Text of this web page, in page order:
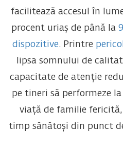
facilitează accesul în
procent uriaș de până la
dispozitive. Printre
lipsa somnului de
capacitate de atenție
pe tineri să performeze
viață de familie
timp sănătoși din punct